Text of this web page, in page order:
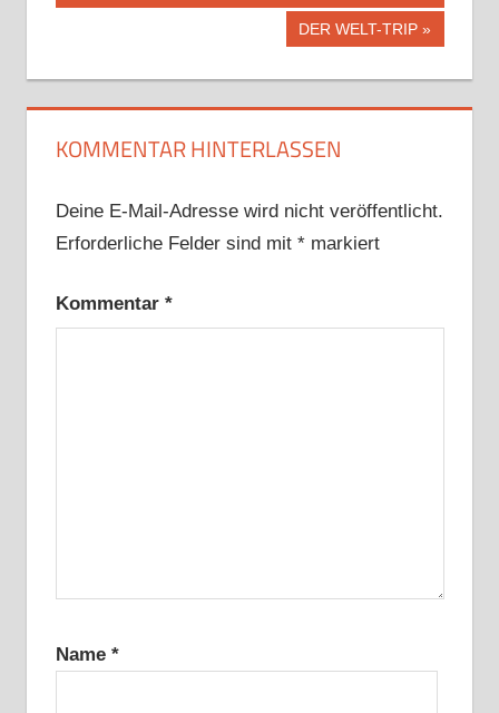
Nächster
DER WELT-TRIP
KOMMENTAR HINTERLASSEN
Deine E-Mail-Adresse wird nicht veröffentlicht.
Erforderliche Felder sind mit *markiert
Kommentar *
Name *